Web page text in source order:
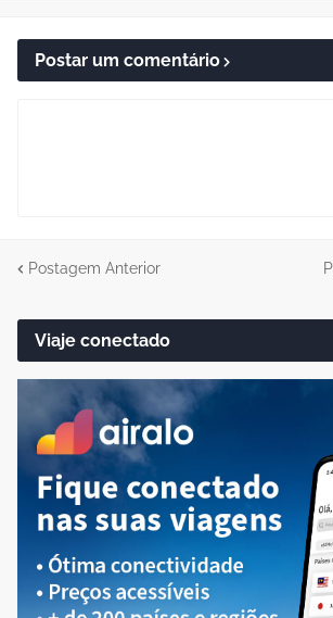
Postar um comentário
Postagem Anterior
Viaje conectado